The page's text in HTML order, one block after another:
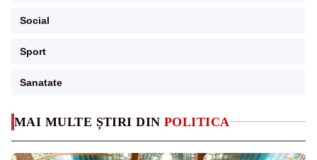
MAI MULTE ȘTIRI DIN POLITICA
Social
Sport
Sanatate